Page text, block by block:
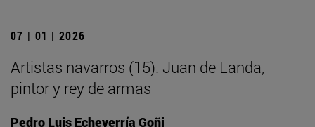
07 | 01 | 2026
Artistas navarros (15). Juan de Landa,
pintor y rey de armas
Pedro Luis Echeverría Goñi